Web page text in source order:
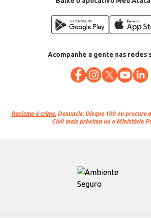
Acompanhe a gente nas redes
Racismo é crime. Denuncie. Disque 100 ou procure
Civil mais próxima ou o Ministério